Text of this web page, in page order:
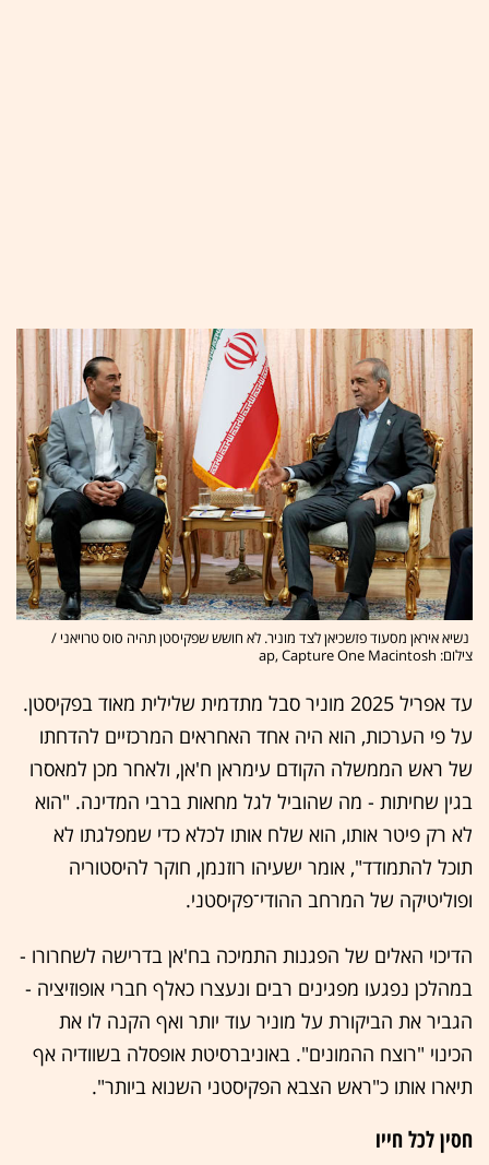
נשיא איראן מסעוד פזשכיאן לצד מוניר. לא חושש שפקיסטן תהיה סוס טרויאני /
צילום: ap, Capture One Macintosh
עד אפריל 2025 מוניר סבל מתדמית שלילית מאוד בפקיסטן.
על פי הערכות, הוא היה אחד האחראים המרכזיים להדחתו
של ראש הממשלה הקודם עימראן ח'אן, ולאחר מכן למאסרו
בגין שחיתות - מה שהוביל לגל מחאות ברבי המדינה. "הוא
לא רק פיטר אותו, הוא שלח אותו לכלא כדי שמפלגתו לא
תוכל להתמודד", אומר ישעיהו רוזנמן, חוקר להיסטוריה
ופוליטיקה של המרחב ההודי־פקיסטני.
הדיכוי האלים של הפגנות התמיכה בח'אן בדרישה לשחרורו -
במהלכן נפגעו מפגינים רבים ונעצרו כאלף חברי אופוזיציה -
הגביר את הביקורת על מוניר עוד יותר ואף הקנה לו את
הכינוי "רוצח ההמונים". באוניברסיטת אופסלה בשוודיה אף
תיארו אותו כ"ראש הצבא הפקיסטני השנוא ביותר".
חסין לכל חייו